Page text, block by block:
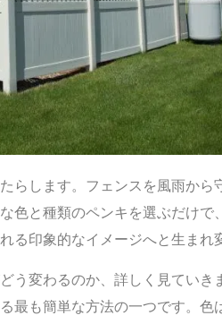
らします。フェンスを風雨から
色と種類のペンキを選ぶだけで
る印象的なイメージへと生まれ
う変わるのか、詳しく見ていき
最も簡単な方法の一つです。色